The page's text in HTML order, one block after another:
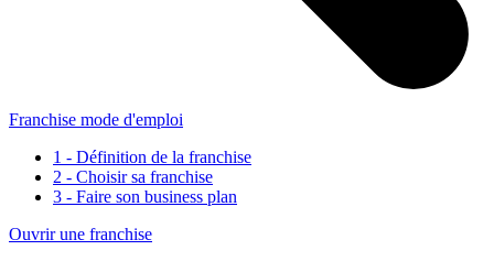
Franchise mode d'emploi
1 - Définition de la franchise
2 - Choisir sa franchise
3 - Faire son business plan
Ouvrir une franchise